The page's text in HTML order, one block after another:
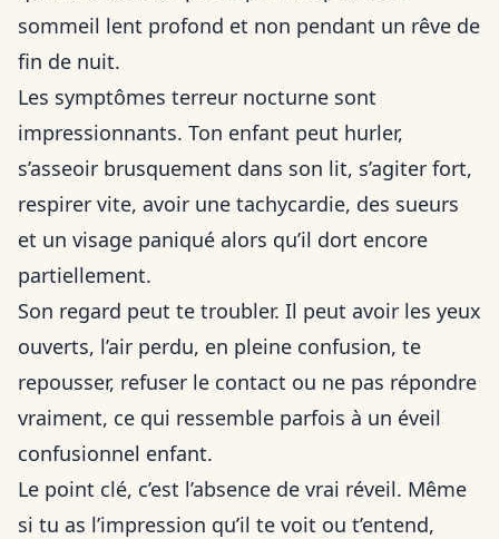
sommeil lent profond et non pendant un rêve de
fin de nuit.
Les symptômes terreur nocturne sont
impressionnants. Ton enfant peut hurler,
s’asseoir brusquement dans son lit, s’agiter fort,
respirer vite, avoir une tachycardie, des sueurs
et un visage paniqué alors qu’il dort encore
partiellement.
Son regard peut te troubler. Il peut avoir les yeux
ouverts, l’air perdu, en pleine confusion, te
repousser, refuser le contact ou ne pas répondre
vraiment, ce qui ressemble parfois à un éveil
confusionnel enfant.
Le point clé, c’est l’absence de vrai réveil. Même
si tu as l’impression qu’il te voit ou t’entend,